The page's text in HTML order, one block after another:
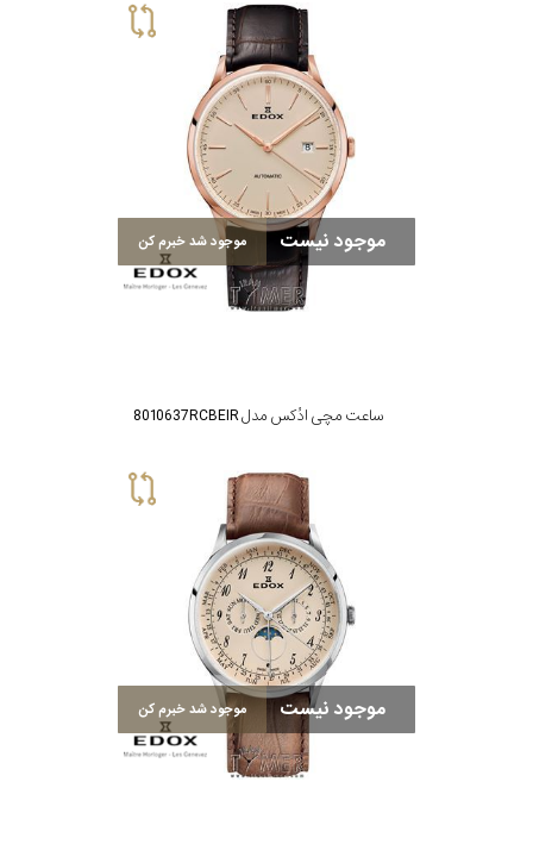
موجود نیست موجود شد خبرم کن
ساعت مچی ادُکس مدل 8010637RCBEIR
موجود نیست موجود شد خبرم کن